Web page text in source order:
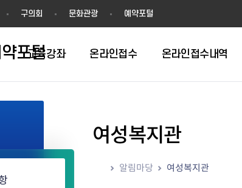
구의회 문화관광 예약포털
포털
교육강좌
평생학습관
동네배움터
답십리2
온라인접수 온라인접수내역
여성복지관
알림마당 여성복지관